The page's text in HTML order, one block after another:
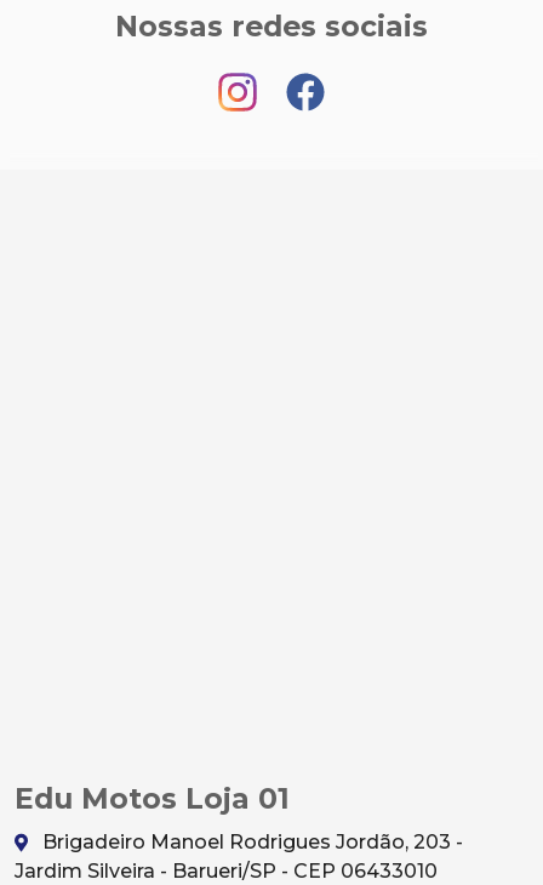
Nossas redes sociais
Edu Motos Loja 01
Brigadeiro Manoel Rodrigues Jordão, 203 -
Jardim Silveira - Barueri/SP - CEP 06433010